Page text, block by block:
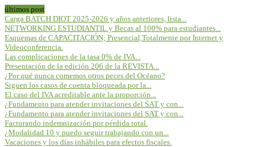
últimos post
Carga BATCH DIOT 2025-2026 y años anteriores, lista...
NETWORKING ESTUDIANTIL y Becas al 100% para estudiantes...
Esquemas de CAPACITACIÓN; Presencial,Totalmente por Internet y
Videoconferencia.
Las complicaciones de la tasa 0% de IVA...
Presentación de la edición 206 de la REVISTA...
¿Por qué nunca comemos otros peces del Océano?
Siguen los casos de cuenta bloqueada por la...
El caso del IVA acreditable ante la proporción...
¿Fundamento para atender invitaciones del SAT y con...
¿Fundamento para atender invitaciones del SAT y con...
Facturando indemnización por pérdida total.
¿Modalidad 10 y puedo seguir trabajando con un...
Vacaciones y los días inhábiles para efectos fiscales.